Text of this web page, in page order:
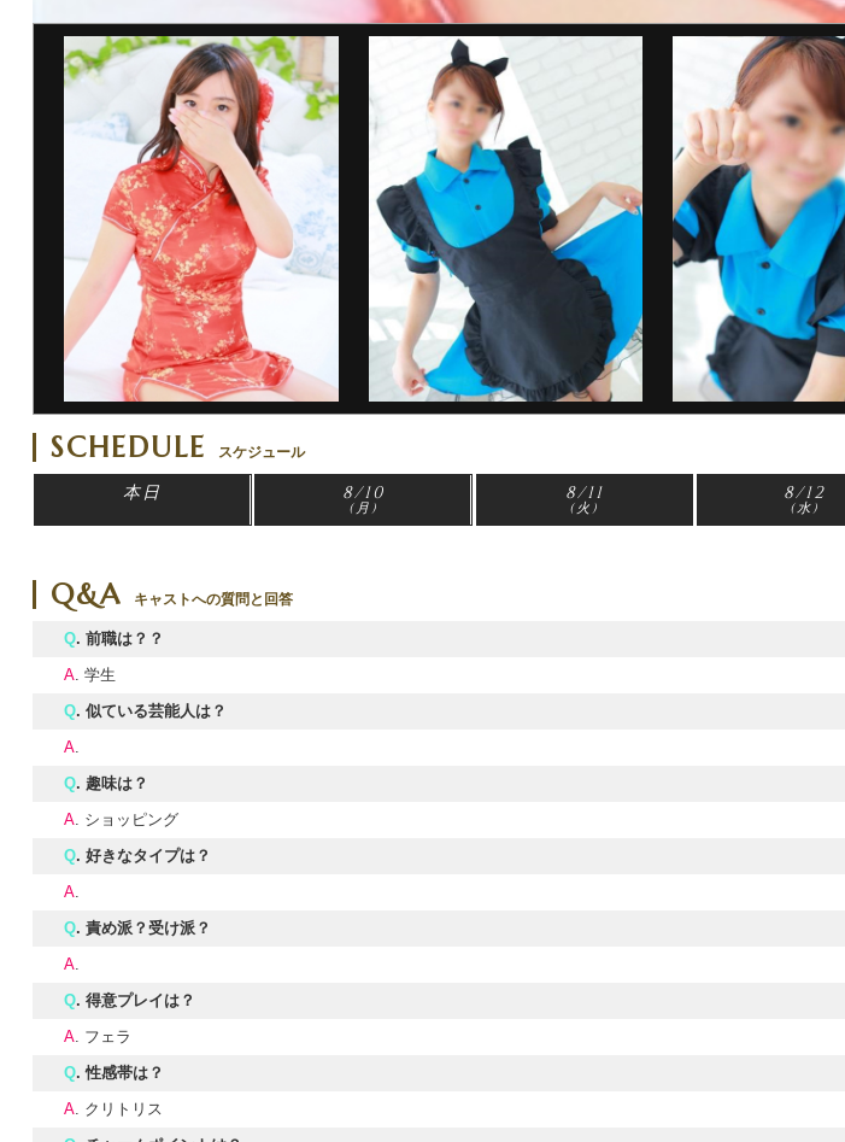
SCHEDULE スケジュール
本日 8/10
(月)
8/11
(火)
8/12
(水)
Q&A キャストへの質問と回答
Q. 前職は？？
A. 学生
Q. 似ている芸能人は？
A.
Q. 趣味は？
A. ショッピング
Q. 好きなタイプは？
A.
Q. 責め派？受け派？
A.
Q. 得意プレイは？
A. フェラ
Q. 性感帯は？
A. クリトリス